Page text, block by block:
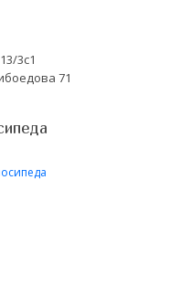
3с1
71